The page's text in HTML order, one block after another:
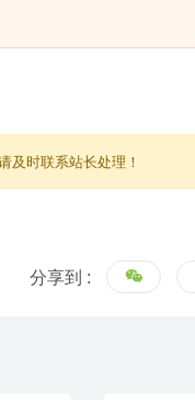
及时联系站长处理！
分享到 :